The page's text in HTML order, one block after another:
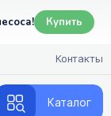
Купить
Контакты
Каталог